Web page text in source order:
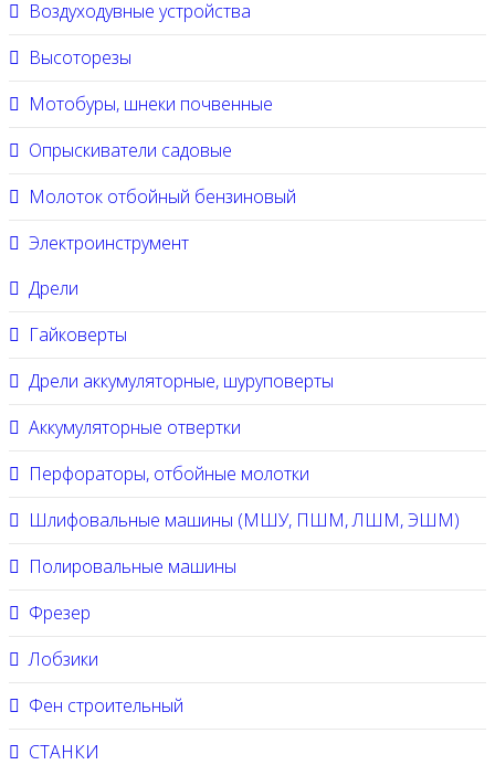
Воздуходувные устройства
Высоторезы
Мотобуры, шнеки почвенные
Опрыскиватели садовые
Молоток отбойный бензиновый
Электроинструмент
Дрели
Гайковерты
Дрели аккумуляторные, шуруповерты
Аккумуляторные отвертки
Перфораторы, отбойные молотки
Шлифовальные машины (МШУ, ПШМ, ЛШМ, ЭШМ)
Полировальные машины
Фрезер
Лобзики
Фен строительный
СТАНКИ